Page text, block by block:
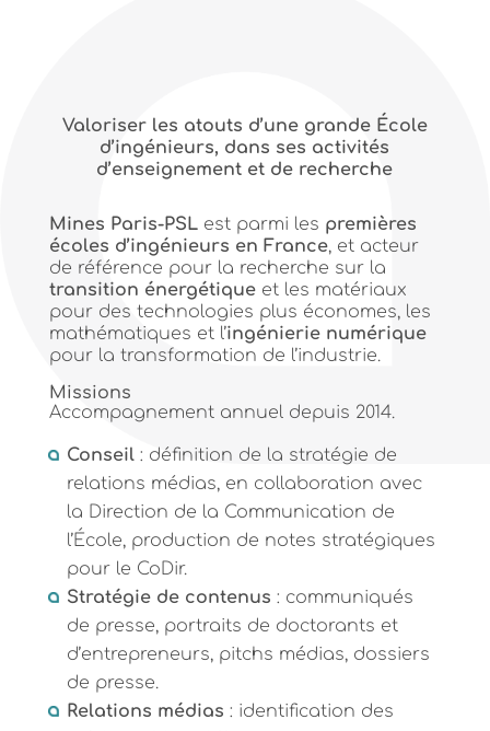
Valoriser les atouts d’une grande École
d’ingénieurs, dans ses activités
d’enseignement et de recherche
Mines Paris-PSLest parmi les premières
écoles d’ingénieurs en France, et acteur
de référence pour la recherche sur la
transition énergétiqueet les matériaux
pour des technologies plus économes, les
mathématiques et l’ingénierie numérique
pour la transformation de l’industrie.
Missions
Accompagnement annuel depuis 2014.
Conseil : définition de la stratégie de
relations médias, en collaboration avec
la Direction de la Communication de
l’École, production de notes stratégiques
pour le CoDir.
Stratégie de contenus : communiqués
de presse, portraits de doctorants et
d’entrepreneurs, pitchs médias, dossiers
de presse.
Relations médias : identification des